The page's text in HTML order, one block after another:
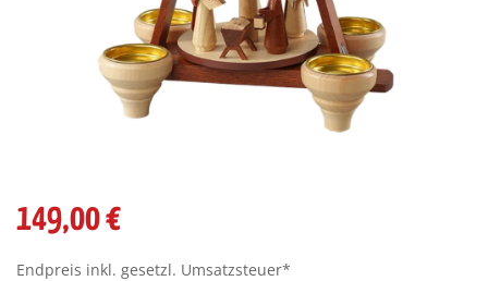
149,00 €
Endpreis inkl. gesetzl. Umsatzsteuer*